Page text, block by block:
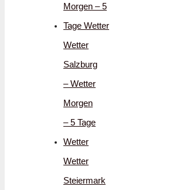
Morgen – 5
Tage Wetter
Wetter
Salzburg
– Wetter
Morgen
– 5 Tage
Wetter
Wetter
Steiermark